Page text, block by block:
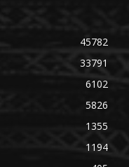
45782
33791
6102
5826
1355
1194